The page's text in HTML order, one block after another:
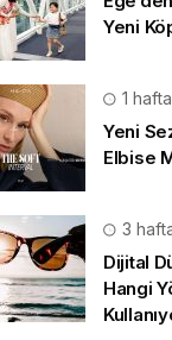
Yeni
1
Yeni
Elbise
3
Dijital
Hangi